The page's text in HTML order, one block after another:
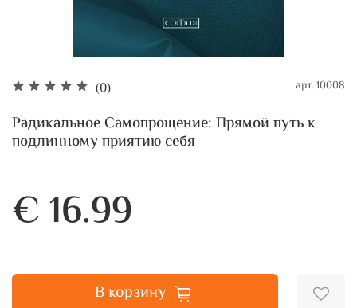
(0) арт.10008
Радикальное Самопрощение: Прямой путь к
подлинному приятию себя
€ 16.99
В корзину